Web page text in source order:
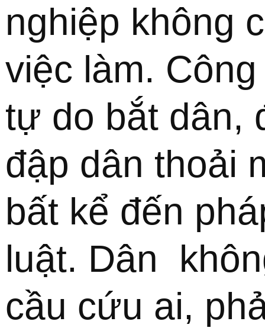
nghiệp không
việc làm.
tự do bắt dân,
đập dân thoải
bất kể đến
luật. Dân
cầu cứu ai,